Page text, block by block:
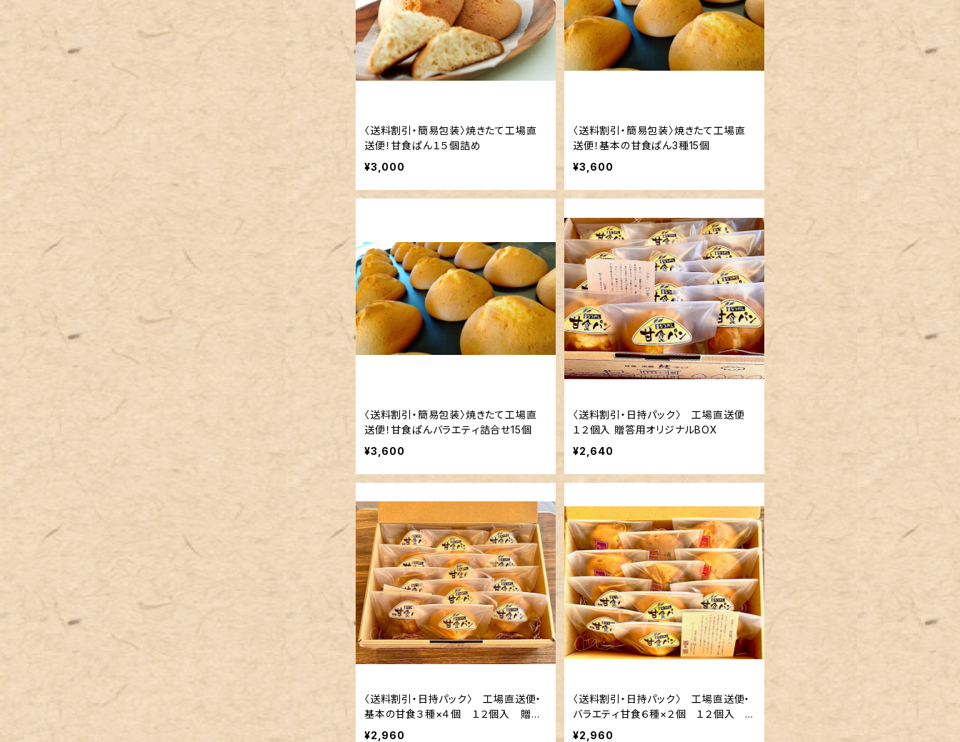
〈送料割引・簡易包装〉焼きたて工場直
送便！甘食ぱん１５個詰め
¥3,000
〈送料割引・簡易包装〉焼きたて工場直
送便！基本の甘食ぱん3種15個
¥3,600
〈送料割引・簡易包装〉焼きたて工場直
送便！甘食ぱんバラエティ詰合せ15個
¥3,600
〈送料割引・日持パック〉 工場直送便
１２個入 贈答用オリジナルBOX
¥2,640
〈送料割引・日持パック〉 工場直送便・
基本の甘食３種×４個 １２個入 贈答
用オリジナルBOX
¥2,960
〈送料割引・日持パック〉 工場直送便・
バラエティ甘食６種×２個 １２個入
贈答用オリジナルBOX
¥2,960